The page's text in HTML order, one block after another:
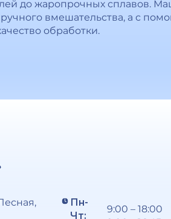
до жаропрочных сплавов.
вмешательства, а с
обработки.
Пн-
Чт:
9:00 – 18:00